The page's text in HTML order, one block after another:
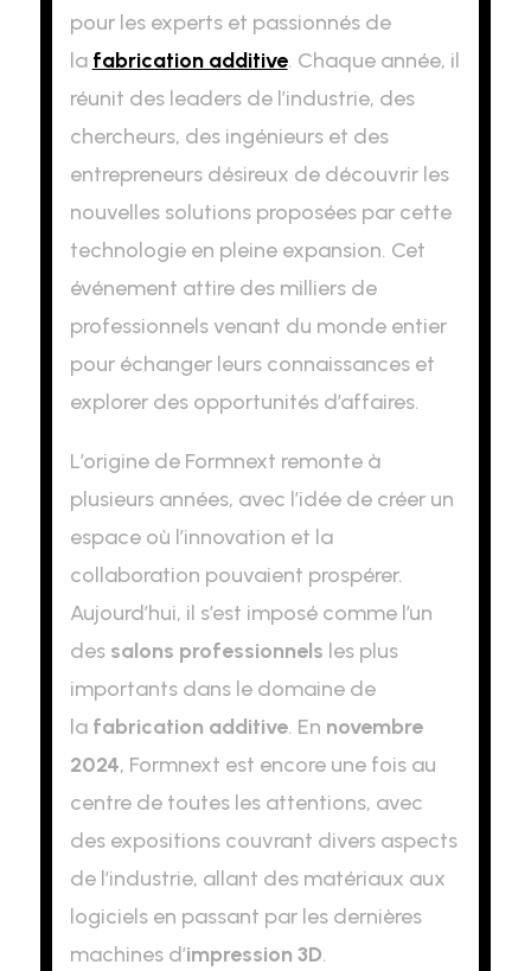
pour les experts et passionnés de
la fabrication additive. Chaque année, il
réunit des leaders de l’industrie, des
chercheurs, des ingénieurs et des
entrepreneurs désireux de découvrir les
nouvelles solutions proposées par cette
technologie en pleine expansion. Cet
événement attire des milliers de
professionnels venant du monde entier
pour échanger leurs connaissances et
explorer des opportunités d’affaires.
L’origine de Formnext remonte à
plusieurs années, avec l’idée de créer un
espace où l’innovation et la
collaboration pouvaient prospérer.
Aujourd’hui, il s’est imposé comme l’un
des salons professionnels les plus
importants dans le domaine de
la fabrication additive. En novembre
2024, Formnext est encore une fois au
centre de toutes les attentions, avec
des expositions couvrant divers aspects
de l’industrie, allant des matériaux aux
logiciels en passant par les dernières
machines d’impression 3D.